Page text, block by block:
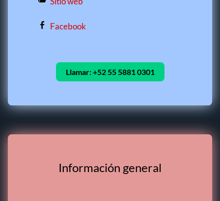
Facebook
Llamar:+52 55 5881 0301
Información general